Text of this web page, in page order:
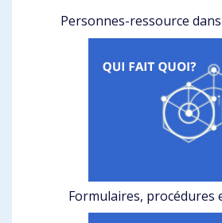
Personnes-ressource
Formulaires, procédures